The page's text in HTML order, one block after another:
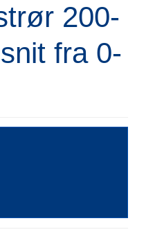
200-
fra 0-